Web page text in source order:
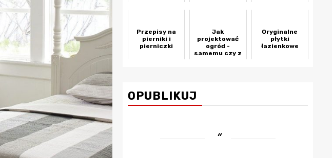
Przepisy na
pierniki i
pierniczki
Jak
projektować
ogród -
samemu czy z
Oryginalne
płytki
łazienkowe
OPUBLIKUJ